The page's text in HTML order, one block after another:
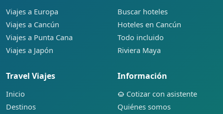
Viajes a Europa
Viajes a Cancún
Viajes a Punta Cana
Viajes a Japón
Buscar hoteles
Hoteles en Cancún
Todo incluido
Riviera Maya
Travel Viajes
Inicio
Destinos
Información
Cotizar con asistente
Quiénes somos